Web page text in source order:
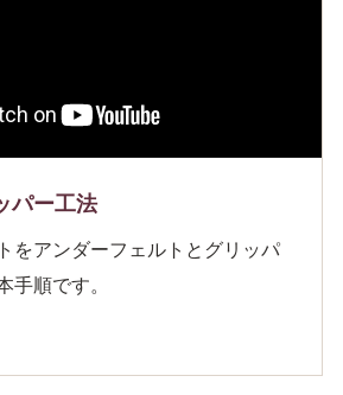
パー工法
をアンダーフェルトとグリッパ
手順です。